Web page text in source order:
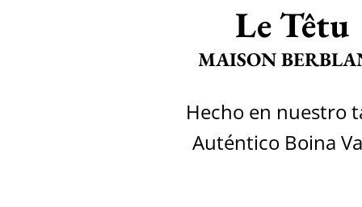
Le Têtu
MAISON
Hecho en nuestro
Auténtico Boina